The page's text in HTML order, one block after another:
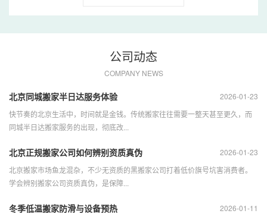
公司动态
COMPANY NEWS
2026-01-23
北京同城搬家半日达服务体验
快节奏的北京生活中，时间就是金钱。传统搬家往往需要一整天甚至更久，而
同城半日达搬家服务的出现，彻底改...
2026-01-23
北京正规搬家公司如何辨别资质真伪
北京搬家市场鱼龙混杂，不少无资质的黑搬家公司打着低价旗号坑害消费者。
学会辨别搬家公司资质真伪，是保障...
2026-01-11
冬季低温搬家防滑与设备预热